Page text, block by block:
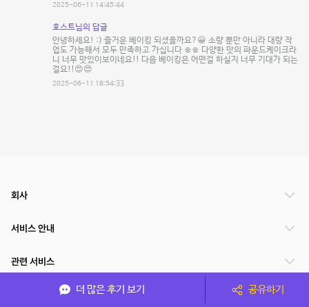
2025-06-11 14:45:44
호스트님의 답글
안녕하세요! :) 즐거운 베이킹 되셨을까요?😀 소량 뿐만 아니라 대량 작
업도 가능해서 모두 만족하고 가십니다 ㅎㅎ 다양한 맛의 파운드케이크라
니 너무 맛있이보이네요!! 다음 베이킹은 어떤걸 하실지 너무 기대가 되는
걸요!!😍😍
2025-06-11 18:54:33
더 많은 후기 보기 공유하기
회사
서비스 안내
관련 서비스